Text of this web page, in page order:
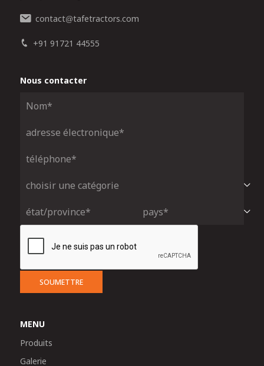
contact@tafetractors.com
+91 91721 44555
Nous contacter
SOUMETTRE
MENU
Produits
Galerie